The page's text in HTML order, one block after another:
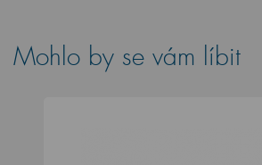
Mohlo by se vám líbit